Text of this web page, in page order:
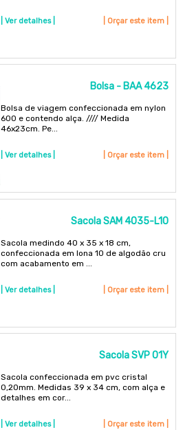
| Ver detalhes | | Orçar este item |
Bolsa - BAA 4623
Bolsa de viagem confeccionada em nylon
600 e contendo alça. //// Medida
46x23cm. Pe...
| Ver detalhes | | Orçar este item |
Sacola SAM 4035-L10
Sacola medindo 40 x 35 x 18 cm,
confeccionada em lona 10 de algodão cru
com acabamento em ...
| Ver detalhes | | Orçar este item |
Sacola SVP 01Y
Sacola confeccionada em pvc cristal
0,20mm. Medidas 39 x 34 cm, com alça e
detalhes em cor...
| Ver detalhes | | Orçar este item |